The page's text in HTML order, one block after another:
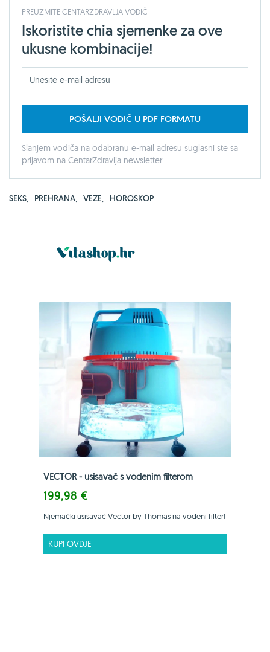
PREUZMITE CENTARZDRAVLJA VODIČ
Iskoristite chia sjemenke za ove
ukusne kombinacije!
POŠALJI VODIČ U PDF FORMATU
Slanjem vodiča na odabranu e-mail adresu suglasni ste sa
prijavom na CentarZdravlja newsletter.
SEKS, PREHRANA, VEZE, HOROSKOP
VECTOR - usisavač s vodenim filterom
199,98 €
Njemački usisavač Vector by Thomas na vodeni filter!
KUPI OVDJE